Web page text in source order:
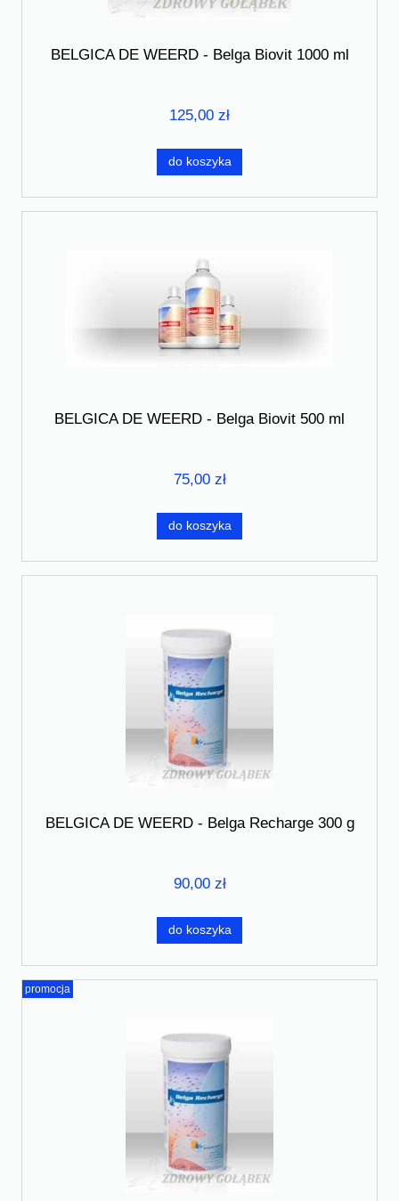
BELGICA DE WEERD - Belga Biovit 1000 ml
125,00 zł
do koszyka
BELGICA DE WEERD - Belga Biovit 500 ml
75,00 zł
do koszyka
BELGICA DE WEERD - Belga Recharge 300 g
90,00 zł
do koszyka
promocja